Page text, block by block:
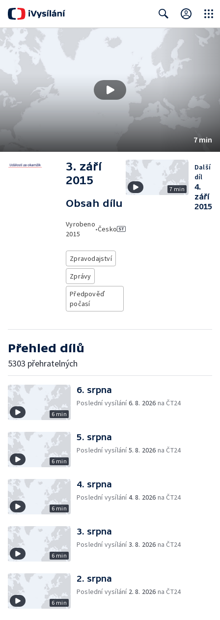
Search
7 min
3. září
2015
Obsah dílu
Vyrobeno
2015
•Česko
Zpravodajství
Zprávy
Předpověď
počasí
7 min
Další
díl
4.
září
2015
Přehled dílů
5303 přehratelných
6 min
6. srpna
Poslední vysílání6. 8. 2026 na ČT24
6 min
5. srpna
Poslední vysílání5. 8. 2026 na ČT24
6 min
4. srpna
Poslední vysílání4. 8. 2026 na ČT24
6 min
3. srpna
Poslední vysílání3. 8. 2026 na ČT24
6 min
2. srpna
Poslední vysílání 2. 8. 2026 na ČT24